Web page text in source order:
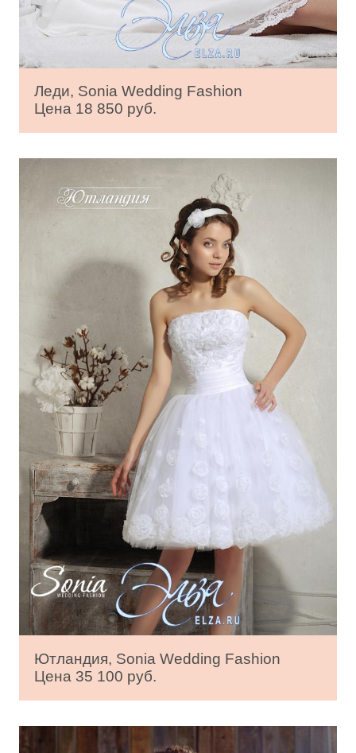
Леди, Sonia Wedding Fashion
Цена 18 850 руб.
Ютландия, Sonia Wedding Fashion
Цена 35 100 руб.